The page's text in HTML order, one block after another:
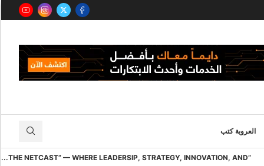
العروبة كتب
“THE NETCAST” — WHERE LEADERSIP, STRATEGY, INNOVATION, AND...